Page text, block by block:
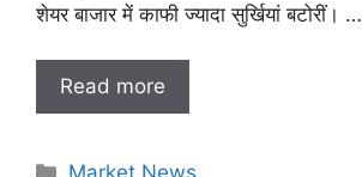
शेयर बाजार में काफी ज्यादा सुर्खियां बटोरीं। …
Read more
Categories
Market News